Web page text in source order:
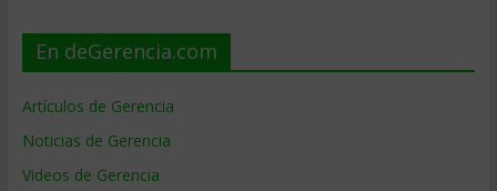
En deGerencia.com
Artículos de Gerencia
Noticias de Gerencia
Videos de Gerencia